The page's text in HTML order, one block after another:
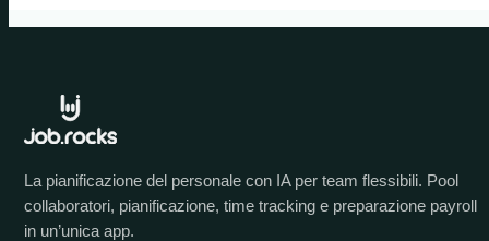
La pianificazione del personale con IA per team flessibili. Pool
collaboratori, pianificazione, time tracking e preparazione payroll
in un’unica app.